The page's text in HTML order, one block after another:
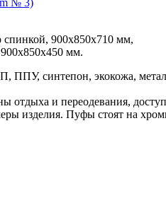
900х850х710 мм,
мм.
ППУ, синтепон, экокожа,
отдыха и переодевания,
изделия. Пуфы стоят на